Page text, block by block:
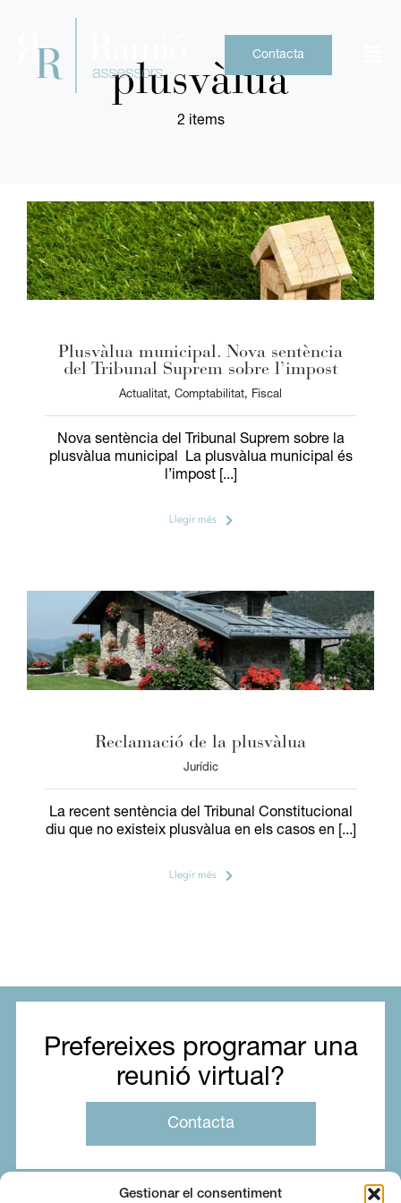
Gestionar el consentiment
Contacta
plusvàlua
2 items
Plusvàlua municipal. Nova sentència
del Tribunal Suprem sobre l’impost
Actualitat, Comptabilitat, Fiscal
Nova sentència del Tribunal Suprem sobre la
plusvàlua municipal La plusvàlua municipal és
l’impost [...]
Llegir més
Reclamació de la plusvàlua
Jurídic
La recent sentència del Tribunal Constitucional
diu que no existeix plusvàlua en els casos en [...]
Llegir més
Prefereixes programar una
reunió virtual?
Contacta